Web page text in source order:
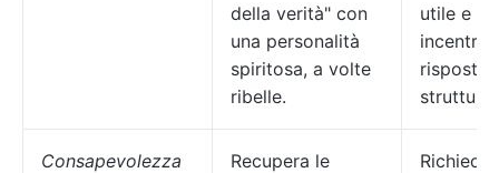
della verità" con
una personalità
spiritosa, a volte
ribelle.
utile e
risposte
Consapevolezza
Recupera le
Richiede